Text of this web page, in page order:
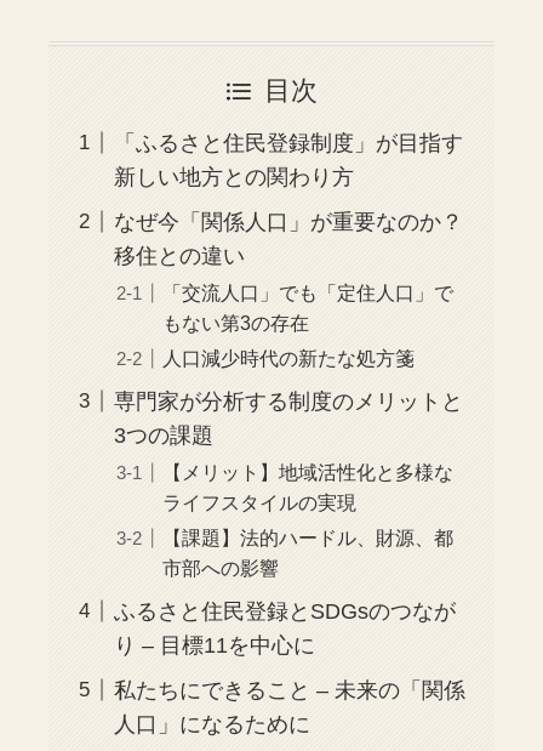
目次
「ふるさと住民登録制度」が目指す
新しい地方との関わり方
なぜ今「関係人口」が重要なのか？
移住との違い
「交流人口」でも「定住人口」で
もない第3の存在
人口減少時代の新たな処方箋
専門家が分析する制度のメリットと
3つの課題
【メリット】地域活性化と多様な
ライフスタイルの実現
【課題】法的ハードル、財源、都
市部への影響
ふるさと住民登録とSDGsのつなが
り – 目標11を中心に
私たちにできること – 未来の「関係
人口」になるために